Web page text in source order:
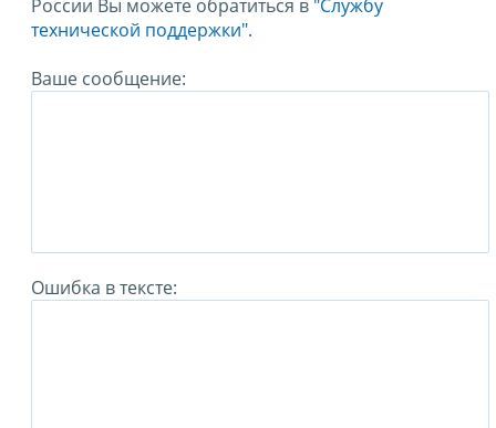
России Вы можете обратиться в "Службу
технической поддержки".
Ваше сообщение:
Ошибка в тексте: